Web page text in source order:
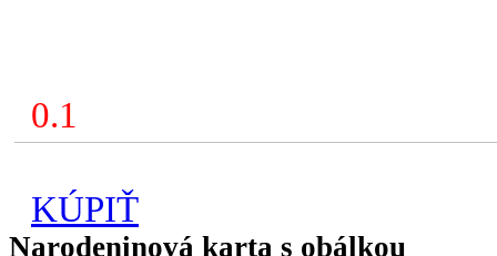
0.1
KÚPIŤ
Narodeninová karta s obálkou